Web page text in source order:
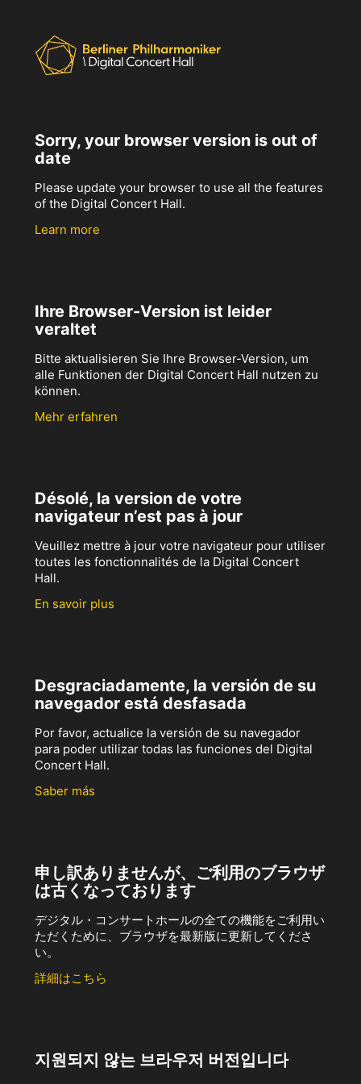
Sorry, your browser version is out of
date
Please update your browser to use all the features
of the Digital Concert Hall.
Learn more
Ihre Browser-Version ist leider
veraltet
Bitte aktualisieren Sie Ihre Browser-Version, um
alle Funktionen der Digital Concert Hall nutzen zu
können.
Mehr erfahren
Désolé, la version de votre
navigateur n’est pas à jour
Veuillez mettre à jour votre navigateur pour utiliser
toutes les fonctionnalités de la Digital Concert
Hall.
En savoir plus
Desgraciadamente, la versión de su
navegador está desfasada
Por favor, actualice la versión de su navegador
para poder utilizar todas las funciones del Digital
Concert Hall.
Saber más
申し訳ありませんが、ご利用のブラウザ
は古くなっております
デジタル・コンサートホールの全ての機能をご利用い
ただくために、ブラウザを最新版に更新してくださ
い。
詳細はこちら
지원되지 않는 브라우저 버전입니다